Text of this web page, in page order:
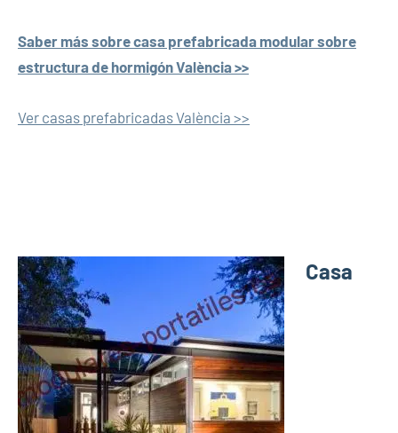
Saber más sobre casa prefabricada modular sobre
estructura de hormigón València >>
Ver casas prefabricadas València >>
Casa